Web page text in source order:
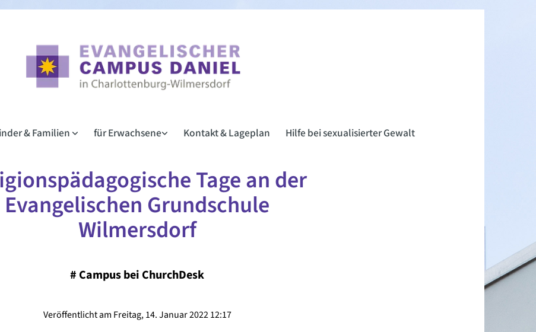
& Familien für Erwachsene Kontakt & Lageplan Hilfe bei sexualisierter Gewalt
Tage an der
Evangelischen Grundschule
Wilmersdorf
# Campus bei ChurchDesk
Veröffentlicht am Freitag, 14. Januar 2022 12:17